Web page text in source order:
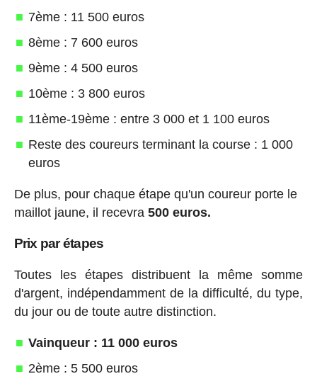
7ème : 11 500 euros
8ème : 7 600 euros
9ème : 4 500 euros
10ème : 3 800 euros
11ème-19ème : entre 3 000 et 1 100 euros
Reste des coureurs terminant la course : 1 000
euros
De plus, pour chaque étape qu'un coureur porte le
maillot jaune, il recevra 500 euros.
Prix par étapes
Toutes les étapes distribuent la même somme
d'argent, indépendamment de la difficulté, du type,
du jour ou de toute autre distinction.
Vainqueur : 11 000 euros
2ème : 5 500 euros